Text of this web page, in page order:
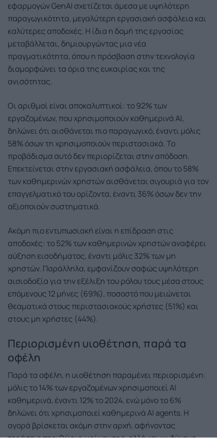
εφαρμογών GenAI σχετίζεται άμεσα με υψηλότερη
παραγωγικότητα, μεγαλύτερη εργασιακή ασφάλεια και
καλύτερες αποδοχές. Η ίδια η δομή της εργασίας
μεταβάλλεται, δημιουργώντας μια νέα
πραγματικότητα, όπου η πρόσβαση στην τεχνολογία
διαμορφώνει τα όρια της ευκαιρίας και της
ανισότητας.
Οι αριθμοί είναι αποκαλυπτικοί: το 92% των
εργαζομένων, που χρησιμοποιούν καθημερινά AI,
δηλώνει ότι αισθάνεται πιο παραγωγικό, έναντι μόλις
58% όσων τη χρησιμοποιούν περιστασιακά. Το
προβάδισμα αυτό δεν περιορίζεται στην απόδοση.
Επεκτείνεται στην εργασιακή ασφάλεια, όπου το 58%
των καθημερινών χρηστών αισθάνεται σιγουριά για τον
επαγγελματικό του ορίζοντα, έναντι 36% όσων δεν την
αξιοποιούν συστηματικά.
Ακόμη πιο εντυπωσιακή είναι η επίδραση στις
αποδοχές: το 52% των καθημερινών χρηστών αναφέρει
αύξηση εισοδήματος, έναντι μόλις 32% των μη
χρηστών. Παράλληλα, εμφανίζουν σαφώς υψηλότερη
αισιοδοξία για την εξέλιξη του ρόλου τους μέσα στους
επόμενους 12 μήνες (69%), ποσοστό που μειώνεται
θεαματικά στους περιστασιακούς χρήστες (51%) και
στους μη χρήστες (44%).
Περιορισμένη υιοθέτηση, παρά τα
οφέλη
Παρά τα οφέλη, η υιοθέτηση παραμένει περιορισμένη:
μόλις το 14% των εργαζομένων χρησιμοποιεί AI
καθημερινά, έναντι 12% το 2024, ενώ μόνο το 6%
δηλώνει ότι χρησιμοποιεί καθημερινά AI agents. Η
αγορά βρίσκεται ακόμη στην αρχή, αφήνοντας